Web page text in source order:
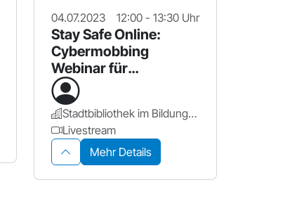
04.07.2023 12:00 - 13:30 Uhr
Stay Safe Online:
Cybermobbing
Webinar für
Schüler*innen
Stadtbibliothek im Bildungscampus Nürnberg
Livestream
Mehr Details